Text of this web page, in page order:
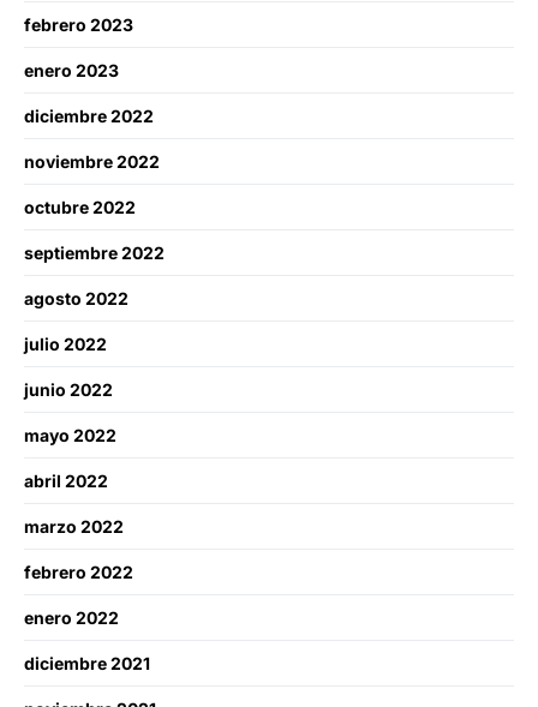
febrero 2023
enero 2023
diciembre 2022
noviembre 2022
octubre 2022
septiembre 2022
agosto 2022
julio 2022
junio 2022
mayo 2022
abril 2022
marzo 2022
febrero 2022
enero 2022
diciembre 2021